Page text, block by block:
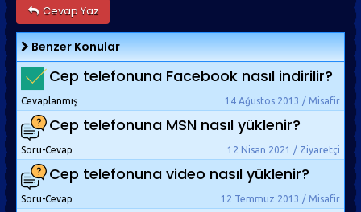
Cevap Yaz
Benzer Konular
Cep telefonuna Facebook nasıl indirilir?
14 Ağustos 2013 / Misafir
Cevaplanmış
Cep telefonuna MSN nasıl yüklenir?
12 Nisan 2021 / Ziyaretçi
Soru-Cevap
Cep telefonuna video nasıl yüklenir?
12 Temmuz 2013 / Misafir
Soru-Cevap